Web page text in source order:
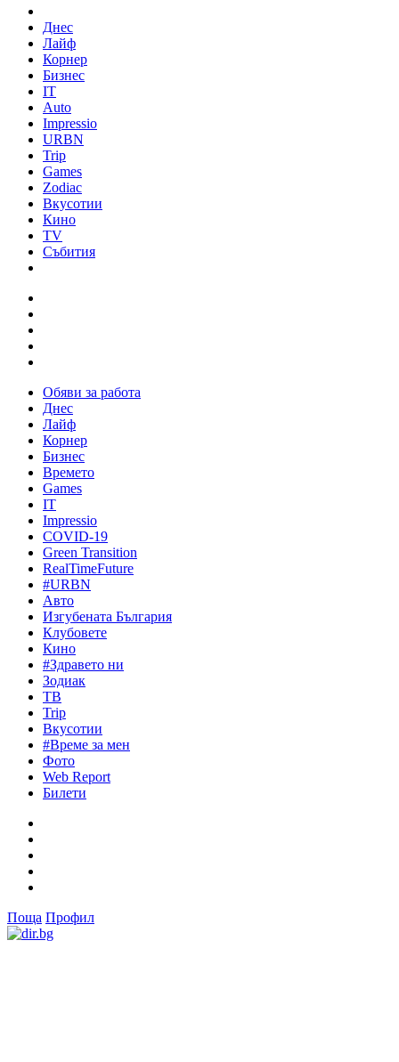
Днес
Лайф
Корнер
Бизнес
IT
Auto
Impressio
URBN
Trip
Games
Zodiac
Вкусотии
Кино
TV
Събития
Обяви за работа
Днес
Лайф
Корнер
Бизнес
Времето
Games
IT
Impressio
COVID-19
Green Transition
RealTimeFuture
#URBN
Авто
Изгубената България
Клубовете
Кино
#Здравето ни
Зодиак
ТВ
Trip
Вкусотии
#Време за мен
Фото
Web Report
Билети
Поща Профил